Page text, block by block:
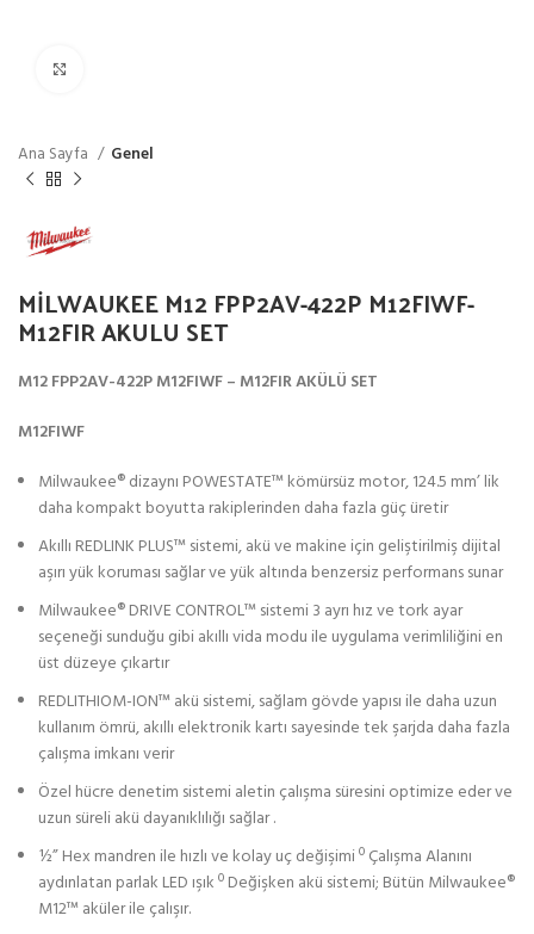
Ana Sayfa Genel
MİLWAUKEE M12 FPP2AV-422P M12FIWF-
M12FIR AKULU SET
M12 FPP2AV-422P M12FIWF – M12FIR AKÜLÜ SET
M12FIWF
Milwaukee® dizaynı POWESTATE™ kömürsüz motor, 124.5 mm’ lik
daha kompakt boyutta rakiplerinden daha fazla güç üretir
Akıllı REDLINK PLUS™ sistemi, akü ve makine için geliştirilmiş dijital
aşırı yük koruması sağlar ve yük altında benzersiz performans sunar
Milwaukee® DRIVE CONTROL™ sistemi 3 ayrı hız ve tork ayar
seçeneği sunduğu gibi akıllı vida modu ile uygulama verimliliğini en
üst düzeye çıkartır
REDLITHIOM-ION™ akü sistemi, sağlam gövde yapısı ile daha uzun
kullanım ömrü, akıllı elektronik kartı sayesinde tek şarjda daha fazla
çalışma imkanı verir
Özel hücre denetim sistemi aletin çalışma süresini optimize eder ve
uzun süreli akü dayanıklılığı sağlar .
½” Hex mandren ile hızlı ve kolay uç değişimi º Çalışma Alanını
aydınlatan parlak LED ışık º Değişken akü sistemi; Bütün Milwaukee®
M12™ aküler ile çalışır.